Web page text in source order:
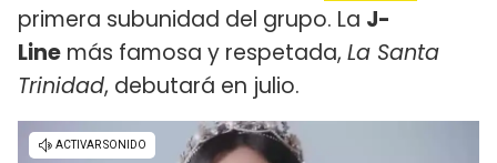
primera subunidad del grupo. La J-
Line más famosa y respetada, La Santa
Trinidad, debutará en julio.